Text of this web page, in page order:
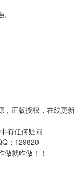
，正版授权，在线更
有任何疑问
：129820
就咋做！！